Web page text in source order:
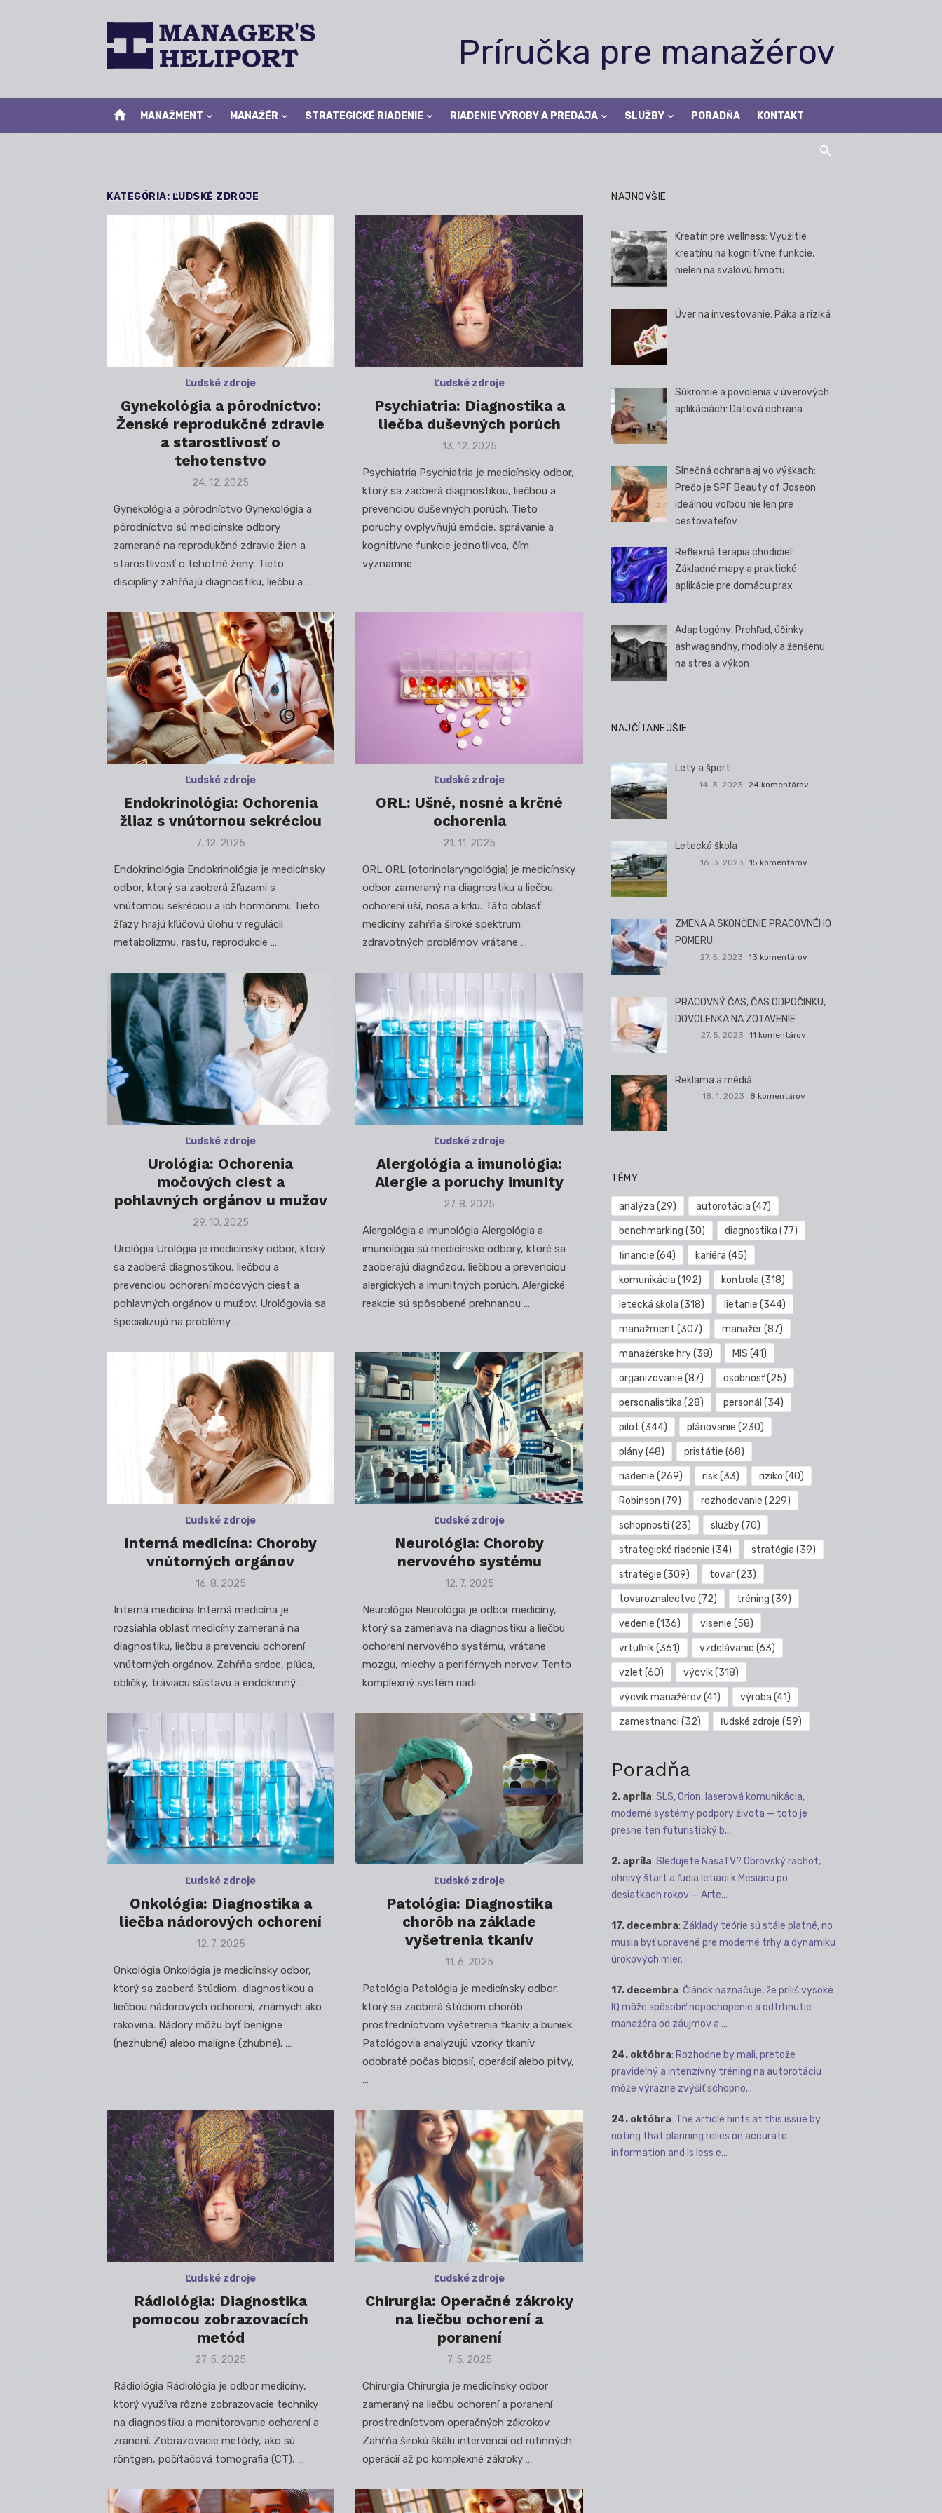
Príručka pre manažérov
home MANAŽMENT MANAŽÉR STRATEGICKÉ RIADENIE RIADENIE VÝROBY A PREDAJA SLUŽBY PORADŇA KONTAKT
KATEGÓRIA: ĽUDSKÉ ZDROJE
Ľudské zdroje
Gynekológia a pôrodníctvo:
Ženské reprodukčné zdravie
a starostlivosť o
tehotenstvo
Posted
24. 12. 2025
Gynekológia a pôrodníctvo Gynekológia a
pôrodníctvo sú medicínske odbory
zamerané na reprodukčné zdravie žien a
starostlivosť o tehotné ženy. Tieto
disciplíny zahŕňajú diagnostiku, liečbu a …
Ľudské zdroje
Psychiatria: Diagnostika a
liečba duševných porúch
Posted
13. 12. 2025
Psychiatria Psychiatria je medicínsky odbor,
ktorý sa zaoberá diagnostikou, liečbou a
prevenciou duševných porúch. Tieto
poruchy ovplyvňujú emócie, správanie a
kognitívne funkcie jednotlivca, čím
významne …
Ľudské zdroje
Endokrinológia: Ochorenia
žliaz s vnútornou sekréciou
Posted
7. 12. 2025
Endokrinológia Endokrinológia je medicínsky
odbor, ktorý sa zaoberá žľazami s
vnútornou sekréciou a ich hormónmi. Tieto
žľazy hrajú kľúčovú úlohu v regulácii
metabolizmu, rastu, reprodukcie …
Ľudské zdroje
ORL: Ušné, nosné a krčné
ochorenia
Posted
21. 11. 2025
ORL ORL (otorinolaryngológia) je medicínsky
odbor zameraný na diagnostiku a liečbu
ochorení uší, nosa a krku. Táto oblasť
medicíny zahŕňa široké spektrum
zdravotných problémov vrátane …
Ľudské zdroje
Urológia: Ochorenia
močových ciest a
pohlavných orgánov u mužov
Posted
29. 10. 2025
Urológia Urológia je medicínsky odbor, ktorý
sa zaoberá diagnostikou, liečbou a
prevenciou ochorení močových ciest a
pohlavných orgánov u mužov. Urológovia sa
špecializujú na problémy …
Ľudské zdroje
Alergológia a imunológia:
Alergie a poruchy imunity
Posted
27. 8. 2025
Alergológia a imunológia Alergológia a
imunológia sú medicínske odbory, ktoré sa
zaoberajú diagnózou, liečbou a prevenciou
alergických a imunitných porúch. Alergické
reakcie sú spôsobené prehnanou …
Ľudské zdroje
Interná medicína: Choroby
vnútorných orgánov
Posted
16. 8. 2025
Interná medicína Interná medicína je
rozsiahla oblasť medicíny zameraná na
diagnostiku, liečbu a prevenciu ochorení
vnútorných orgánov. Zahŕňa srdce, pľúca,
obličky, tráviacu sústavu a endokrinný …
Ľudské zdroje
Neurológia: Choroby
nervového systému
Posted
12. 7. 2025
Neurológia Neurológia je odbor medicíny,
ktorý sa zameriava na diagnostiku a liečbu
ochorení nervového systému, vrátane
mozgu, miechy a periférnych nervov. Tento
komplexný systém riadi …
Ľudské zdroje
Onkológia: Diagnostika a
liečba nádorových ochorení
Posted
12. 7. 2025
Onkológia Onkológia je medicínsky odbor,
ktorý sa zaoberá štúdiom, diagnostikou a
liečbou nádorových ochorení, známych ako
rakovina. Nádory môžu byť benígne
(nezhubné) alebo malígne (zhubné). …
Ľudské zdroje
Patológia: Diagnostika
chorôb na základe
vyšetrenia tkanív
Posted
11. 6. 2025
Patológia Patológia je medicínsky odbor,
ktorý sa zaoberá štúdiom chorôb
prostredníctvom vyšetrenia tkanív a buniek.
Patológovia analyzujú vzorky tkanív
odobraté počas biopsií, operácií alebo pitvy,
…
Ľudské zdroje
Rádiológia: Diagnostika
pomocou zobrazovacích
metód
Posted
27. 5. 2025
Rádiológia Rádiológia je odbor medicíny,
ktorý využíva rôzne zobrazovacie techniky
na diagnostiku a monitorovanie ochorení a
zranení. Zobrazovacie metódy, ako sú
röntgen, počítačová tomografia (CT), …
Ľudské zdroje
Chirurgia: Operačné zákroky
na liečbu ochorení a
poranení
Posted
7. 5. 2025
Chirurgia Chirurgia je medicínsky odbor
zameraný na liečbu ochorení a poranení
prostredníctvom operačných zákrokov.
Zahŕňa širokú škálu intervencií od rutinných
operácií až po komplexné zákroky …
NAJNOVŠIE
Kreatín pre wellness: Využitie
kreatínu na kognitívne funkcie,
nielen na svalovú hmotu
Úver na investovanie: Páka a riziká
Súkromie a povolenia v úverových
aplikáciách: Dátová ochrana
Slnečná ochrana aj vo výškach:
Prečo je SPF Beauty of Joseon
ideálnou voľbou nie len pre
cestovateľov
Reflexná terapia chodidiel:
Základné mapy a praktické
aplikácie pre domácu prax
Adaptogény: Prehľad, účinky
ashwagandhy, rhodioly a ženšenu
na stres a výkon
NAJČÍTANEJŠIE
Lety a šport
14. 3. 2023 24 komentárov
Letecká škola
16. 3. 2023 15 komentárov
ZMENA A SKONČENIE PRACOVNÉHO
POMERU
27. 5. 2023 13 komentárov
PRACOVNÝ ČAS, ČAS ODPOČINKU,
DOVOLENKA NA ZOTAVENIE
27. 5. 2023 11 komentárov
Reklama a médiá
18. 1. 2023 8 komentárov
TÉMY
analýza (29) autorotácia (47)
benchmarking (30) diagnostika (77)
financie (64) kariéra (45)
komunikácia (192) kontrola (318)
letecká škola (318) lietanie (344)
manažment (307) manažér(87)
manažérske hry(38) MIS (41)
organizovanie (87) osobnosť(25)
personalistika (28) personál (34)
pilot (344) plánovanie (230)
plány(48) pristátie (68)
riadenie (269) risk(33) riziko (40)
Robinson (79) rozhodovanie (229)
schopnosti (23) služby(70)
strategické riadenie (34) stratégia (39)
stratégie (309) tovar(23)
tovaroznalectvo (72) tréning (39)
vedenie (136) visenie (58)
vrtuľník(361) vzdelávanie (63)
vzlet (60) výcvik(318)
výcvik manažérov(41) výroba (41)
zamestnanci (32) ľudské zdroje (59)
Poradňa
2. apríla: SLS, Orion, laserová komunikácia,
moderné systémy podpory života — toto je
presne ten futuristický b...
2. apríla: Sledujete NasaTV? Obrovský rachot,
ohnivý štart a ľudia letiaci k Mesiacu po
desiatkach rokov — Arte...
17. decembra: Základy teórie sú stále platné, no
musia byť upravené pre moderné trhy a dynamiku
úrokových mier.
17. decembra: Článok naznačuje, že príliš vysoké
IQ môže spôsobiť nepochopenie a odtrhnutie
manažéra od záujmov a ...
24. októbra: Rozhodne by mali, pretože
pravidelný a intenzívny tréning na autorotáciu
môže výrazne zvýšiť schopno...
24. októbra: The article hints at this issue by
noting that planning relies on accurate
information and is less e...